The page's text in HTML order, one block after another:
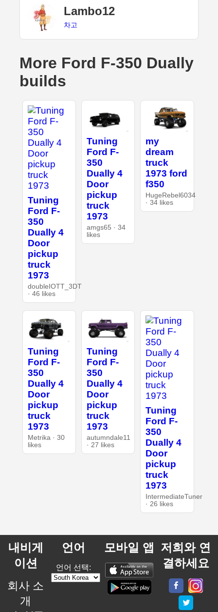
Lambo12
차고
More Ford F-350 Dually
builds
Tuning
Ford F-
350
Dually 4
Door
pickup
truck
1973
doubleIOTT_3DT
· 46 likes
Tuning
Ford F-
350
Dually 4
Door
pickup
truck
1973
amgs65 · 34
likes
my
dream
truck
1973 ford
f350
HugeRebel6034
· 34 likes
Tuning
Ford F-
350
Dually 4
Door
pickup
truck
1973
Metrika · 30
likes
Tuning
Ford F-
350
Dually 4
Door
pickup
truck
1973
autumndale11
· 27 likes
Tuning
Ford F-
350
Dually 4
Door
pickup
truck
1973
IntermediateTuner
· 26 likes
내비게
이션
회사 소
개
언어
언어 선택:
모바일 앱 저희와 연
결하세요